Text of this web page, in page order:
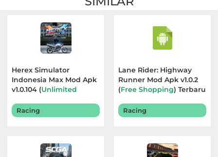
Herex Simulator
Indonesia Max Mod Apk
v1.0.104 (Unlimited
Racing
Lane Rider: Highway
Runner Mod Apk v1.0.2
(Free Shopping) Terbaru
Racing